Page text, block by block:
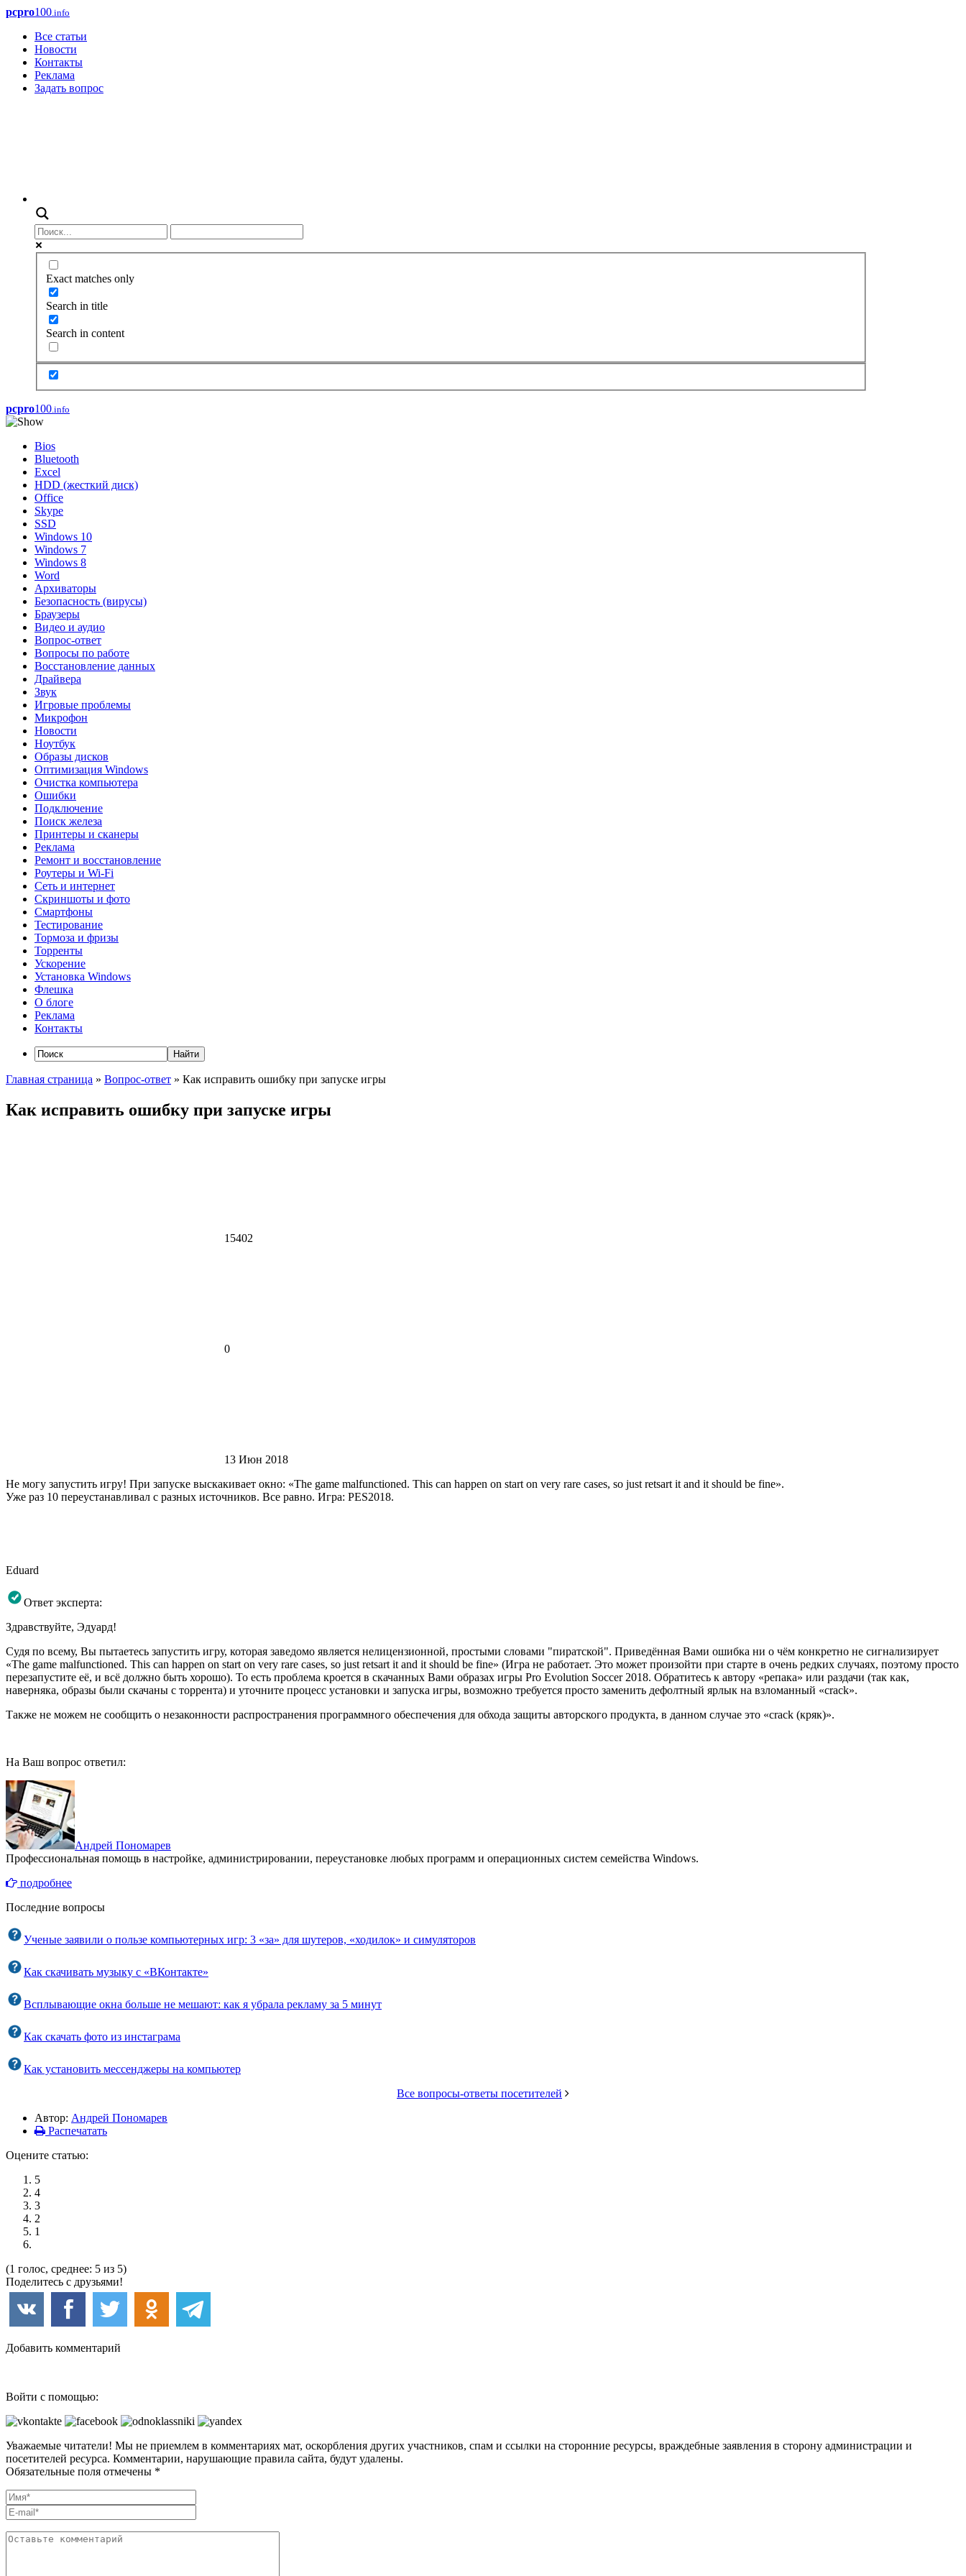
pcpro100.info
Все статьи
Новости
Контакты
Реклама
Задать вопрос
Exact matches only
Search in title
Search in content
pcpro100.info
Bios
Bluetooth
Excel
HDD (жесткий диск)
Office
Skype
SSD
Windows 10
Windows 7
Windows 8
Word
Архиваторы
Безопасность (вирусы)
Браузеры
Видео и аудио
Вопрос-ответ
Вопросы по работе
Восстановление данных
Драйвера
Звук
Игровые проблемы
Микрофон
Новости
Ноутбук
Образы дисков
Оптимизация Windows
Очистка компьютера
Ошибки
Подключение
Поиск железа
Принтеры и сканеры
Реклама
Ремонт и восстановление
Роутеры и Wi-Fi
Сеть и интернет
Скриншоты и фото
Смартфоны
Тестирование
Тормоза и фризы
Торренты
Ускорение
Установка Windows
Флешка
О блоге
Реклама
Контакты
Главная страница » Вопрос-ответ » Как исправить ошибку при запуске игры
Как исправить ошибку при запуске игры
15402
0
13 Июн 2018
Не могу запустить игру! При запуске выскакивает окно: «The game malfunctioned. This can happen on start on very rare cases, so just retsart it and it should be fine».
Уже раз 10 переустанавливал с разных источников. Все равно. Игра: PES2018.
Eduard
Ответ эксперта:
Здравствуйте, Эдуард!
Судя по всему, Вы пытаетесь запустить игру, которая заведомо является нелицензионной, простыми словами "пиратской". Приведённая Вами ошибка ни о чём конкретно не сигнализирует
«The game malfunctioned. This can happen on start on very rare cases, so just retsart it and it should be fine» (Игра не работает. Это может произойти при старте в очень редких случаях, поэтому просто
перезапустите её, и всё должно быть хорошо). То есть проблема кроется в скачанных Вами образах игры Pro Evolution Soccer 2018. Обратитесь к автору «репака» или раздачи (так как,
наверняка, образы были скачаны с торрента) и уточните процесс установки и запуска игры, возможно требуется просто заменить дефолтный ярлык на взломанный «crack».
Также не можем не сообщить о незаконности распространения программного обеспечения для обхода защиты авторского продукта, в данном случае это «crack (кряк)».
На Ваш вопрос ответил:
Андрей Пономарев
Профессиональная помощь в настройке, администрировании, переустановке любых программ и операционных систем семейства Windows.
подробнее
Последние вопросы
Ученые заявили о пользе компьютерных игр: 3 «за» для шутеров, «ходилок» и симуляторов
Как скачивать музыку с «ВКонтакте»
Всплывающие окна больше не мешают: как я убрала рекламу за 5 минут
Как скачать фото из инстаграма
Как установить мессенджеры на компьютер
Все вопросы-ответы посетителей
Автор: Андрей Пономарев
Распечатать
Оцените статью:
5
4
3
2
1
(1 голос, среднее: 5 из 5)
Поделитесь с друзьями!
Добавить комментарий
Войти с помощью:
Уважаемые читатели! Мы не приемлем в комментариях мат, оскорбления других участников, спам и ссылки на сторонние ресурсы, враждебные заявления в сторону администрации и
посетителей ресурса. Комментарии, нарушающие правила сайта, будут удалены.
Обязательные поля отмечены *